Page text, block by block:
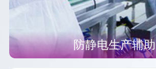
防静电生产辅助